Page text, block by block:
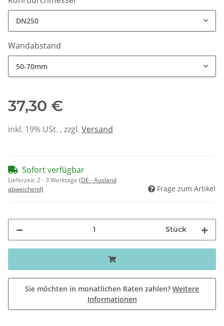
DN250
Wandabstand
50-70mm
37,30 €
inkl. 19% USt. , zzgl. Versand
Sofort verfügbar
Lieferzeit:2 - 3 Werktage (DE - Ausland
abweichend)
Frage zum Artikel
Stück
Sie möchten in monatlichen Raten zahlen? Weitere
Informationen